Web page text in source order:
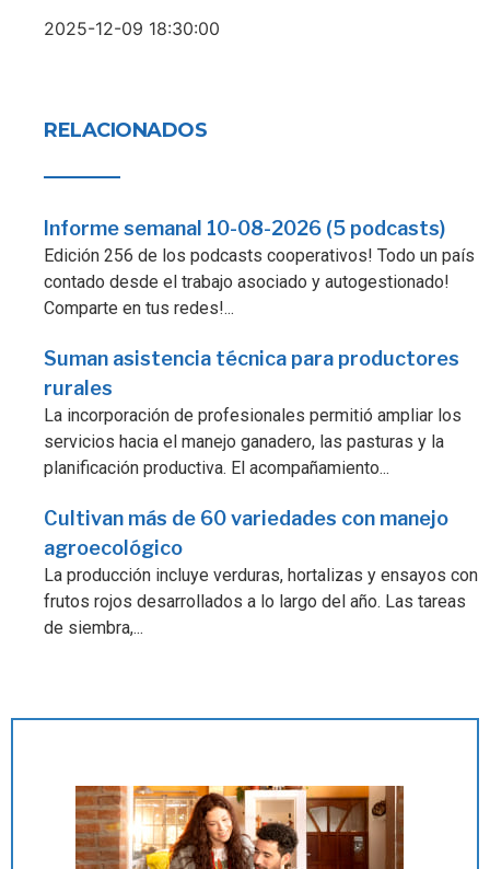
2025-12-09 18:30:00
RELACIONADOS
Informe semanal 10-08-2026 (5 podcasts)
Edición 256 de los podcasts cooperativos! Todo un país
contado desde el trabajo asociado y autogestionado!
Comparte en tus redes!...
Suman asistencia técnica para productores
rurales
La incorporación de profesionales permitió ampliar los
servicios hacia el manejo ganadero, las pasturas y la
planificación productiva. El acompañamiento...
Cultivan más de 60 variedades con manejo
agroecológico
La producción incluye verduras, hortalizas y ensayos con
frutos rojos desarrollados a lo largo del año. Las tareas
de siembra,...